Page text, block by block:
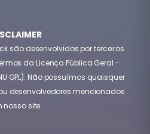
são desenvolvidos por terceiros
da Licença Pública Geral -
GPL). Não possuímos quaisquer
desenvolvedores mencionados
nosso site.